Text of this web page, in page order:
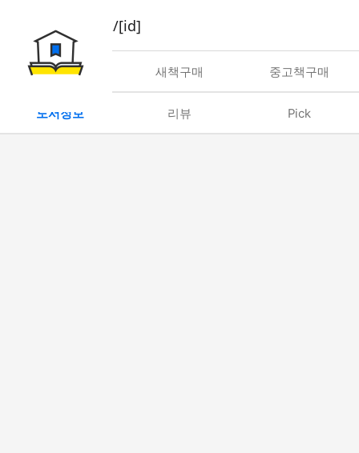
book/rent/[id]
대여 새책구매 중고책구매
도서정보 리뷰 Pick